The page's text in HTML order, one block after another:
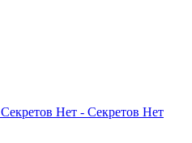
Секретов Нет - Секретов Нет